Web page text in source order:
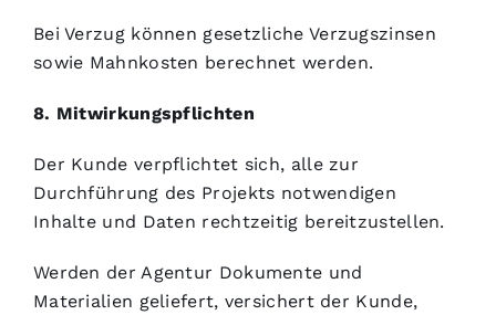
Bei Verzug können gesetzliche Verzugszinsen
sowie Mahnkosten berechnet werden.
8. Mitwirkungspflichten
Der Kunde verpflichtet sich, alle zur
Durchführung des Projekts notwendigen
Inhalte und Daten rechtzeitig bereitzustellen.
Werden der Agentur Dokumente und
Materialien geliefert, versichert der Kunde,